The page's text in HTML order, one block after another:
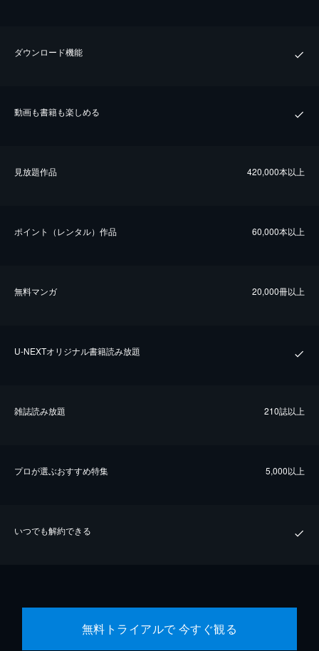
ダウンロード機能
動画も書籍も楽しめる
⾒放題作品 420,000本以上
ポイント（レンタル）作品 60,000本以上
無料マンガ 20,000冊以上
U-NEXTオリジナル書籍読み放題
雑誌読み放題 210誌以上
プロが選ぶおすすめ特集 5,000以上
いつでも解約できる
無料トライアルで 今すぐ観る